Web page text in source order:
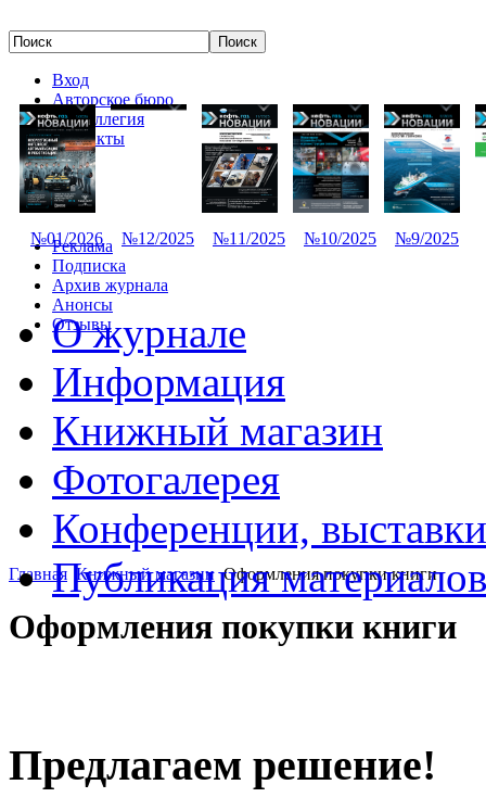
Вход
Авторское бюро
Редколлегия
Контакты
№01/2026 №12/2025 №11/2025 №10/2025 №9/2025
Реклама
Подписка
Архив журнала
Анонсы
Отзывы
О журнале
Информация
Книжный магазин
Фотогалерея
Конференции, выставки
Публикация материалов
Главная Книжный магазин Оформления покупки книги
Оформления покупки книги
Предлагаем решение!